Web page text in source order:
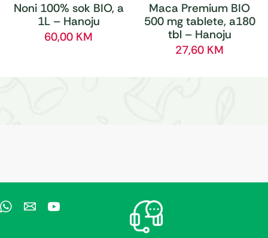
Noni 100% sok BIO, a
1L – Hanoju
60,00 KM
Maca Premium BIO
500 mg tablete, a180
tbl – Hanoju
27,60 KM